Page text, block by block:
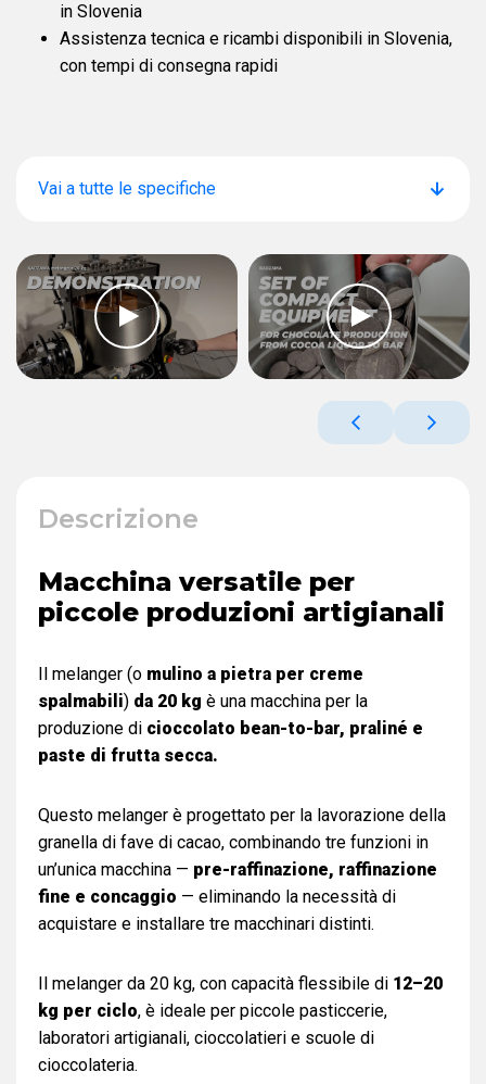
in Slovenia
Assistenza tecnica e ricambi disponibili in Slovenia,
con tempi di consegna rapidi
Vai a tutte le specifiche
Descrizione
Macchina versatile per
piccole produzioni artigianali
Il melanger (o mulino a pietra per creme
spalmabili) da 20 kg è una macchina per la
produzione di cioccolato bean-to-bar, praliné e
paste di frutta secca.
Questo melanger è progettato per la lavorazione della
granella di fave di cacao, combinando tre funzioni in
un’unica macchina — pre-raffinazione, raffinazione
fine e concaggio — eliminando la necessità di
acquistare e installare tre macchinari distinti.
Il melanger da 20 kg, con capacità flessibile di 12–20
kg per ciclo, è ideale per piccole pasticcerie,
laboratori artigianali, cioccolatieri e scuole di
cioccolateria.